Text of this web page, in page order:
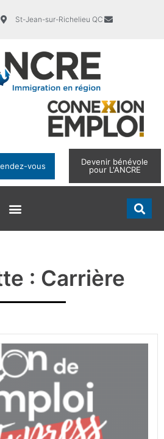
St-Jean-sur-Richelieu QC
vous
Devenir bénévole
pour L'ANCRE
: Carrière